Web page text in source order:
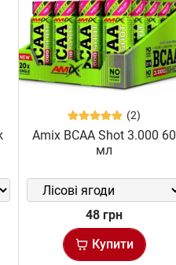
(2)
Amix BCAA Shot 3.000 60
мл
48 грн
Купити